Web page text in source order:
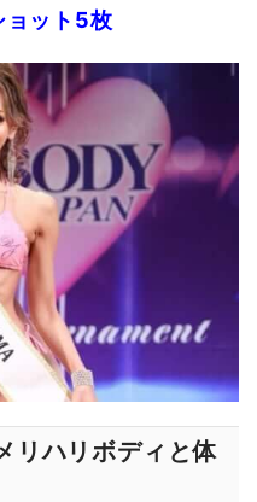
ョット5枚
リハリボディと体